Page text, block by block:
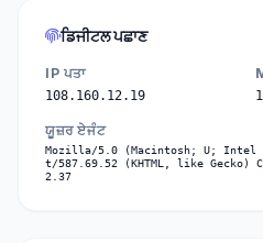
ਡਿਜੀਟਲ ਪਛਾਣ
IP ਪਤਾ
108.160.12.19
ਯੂਜ਼ਰ ਏਜੰਟ
Mozilla/5.0 (Macintosh; U; Intel
t/587.69.52 (KHTML, like Gecko)
2.37